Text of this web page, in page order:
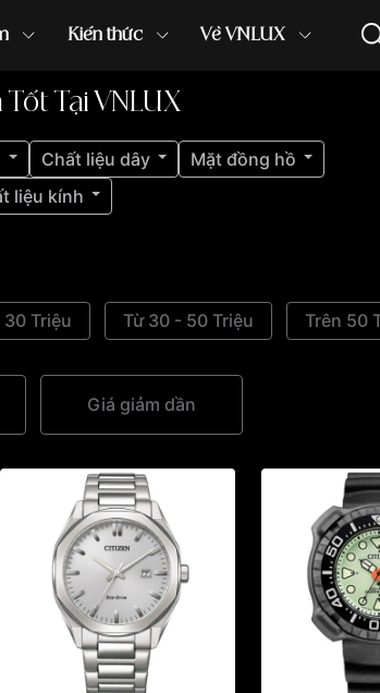
Kiến thức Về VNLUX
Tại VNLUX
Chất liệu dây
Mặt đồng hồ
liệu kính
30 Triệu Từ 30 - 50 Triệu Trên 50
Giá giảm dần